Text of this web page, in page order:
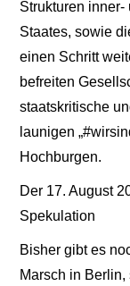
Strukturen
Staates, sowie
einen Schritt
befreiten
staatskritische
launigen
Hochburgen.
Der 17. August
Spekulation
Bisher gibt es
Marsch in